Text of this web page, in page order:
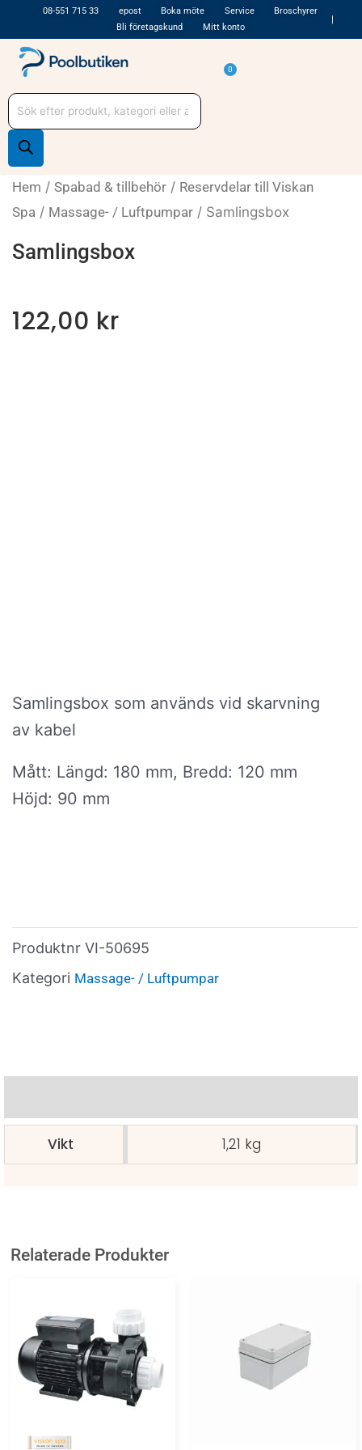
till
innehåll
08-551 715 33 epost Boka möte Service
Broschyrer
Bli företagskund
Mitt konto
0
Varukorg
Produktsökning
Hem / Spabad & tillbehör / Reservdelar till Viskan
Spa / Massage- / Luftpumpar / Samlingsbox
Samlingsbox
122,00 kr
Samlingsbox som används vid skarvning
av kabel
Mått: Längd: 180 mm, Bredd: 120 mm
Höjd: 90 mm
Produktnr VI-50695
Kategori Massage- / Luftpumpar
Vikt 1,21 kg
Relaterade Produkter